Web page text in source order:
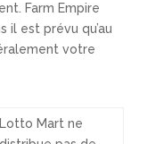
Farm Empire
il est prévu qu’au
votre
Lotto Mart ne